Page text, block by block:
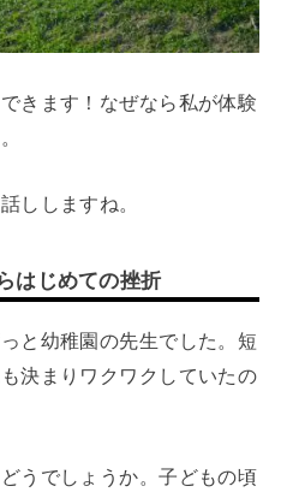
きます！なぜなら私が体験
ししますね。
はじめての挫折
と幼稚園の先生でした。短
決まりワクワクしていたの
うでしょうか。子どもの頃